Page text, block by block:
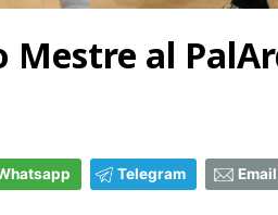
Mestre al
Telegram Email